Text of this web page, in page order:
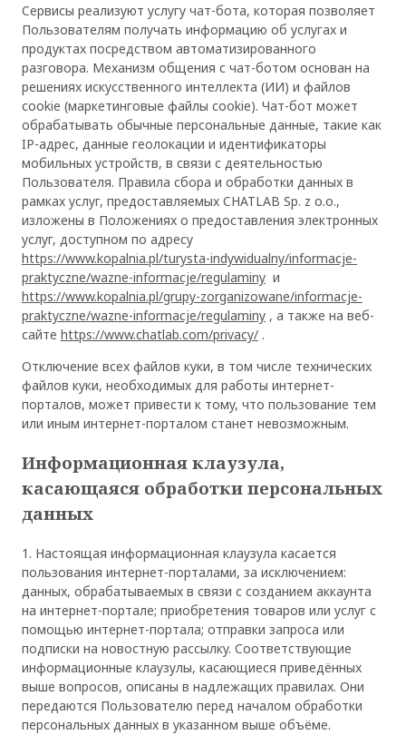
Сервисы реализуют услугу чат-бота, которая позволяет
Пользователям получать информацию об услугах и
продуктах посредством автоматизированного
разговора. Механизм общения с чат-ботом основан на
решениях искусственного интеллекта (ИИ) и файлов
cookie (маркетинговые файлы cookie). Чат-бот может
обрабатывать обычные персональные данные, такие как
IP-адрес, данные геолокации и идентификаторы
мобильных устройств, в связи с деятельностью
Пользователя. Правила сбора и обработки данных в
рамках услуг, предоставляемых CHATLAB Sp. z o.o.,
изложены в Положениях о предоставления электронных
услуг, доступном по адресу
https://www.kopalnia.pl/turysta-indywidualny/informacje-
praktyczne/wazne-informacje/regulaminyи
https://www.kopalnia.pl/grupy-zorganizowane/informacje-
praktyczne/wazne-informacje/regulaminy, а также на веб-
сайте https://www.chatlab.com/privacy/.
Отключение всех файлов куки, в том числе технических
файлов куки, необходимых для работы интернет-
порталов, может привести к тому, что пользование тем
или иным интернет-порталом станет невозможным.
Информационная клаузула,
касающаяся обработки персональных
данных
1. Настоящая информационная клаузула касается
пользования интернет-порталами, за исключением:
данных, обрабатываемых в связи с созданием аккаунта
на интернет-портале; приобретения товаров или услуг с
помощью интернет-портала; отправки запроса или
подписки на новостную рассылку. Соответствующие
информационные клаузулы, касающиеся приведённых
выше вопросов, описаны в надлежащих правилах. Они
передаются Пользователю перед началом обработки
персональных данных в указанном выше объёме.